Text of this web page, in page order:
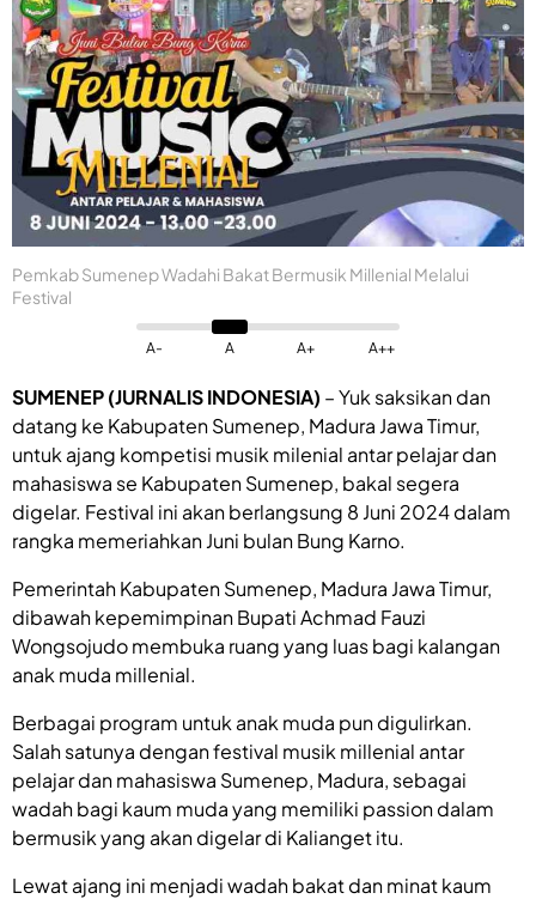
Pemkab Sumenep Wadahi Bakat Bermusik Millenial Melalui
Festival
A- A A+ A++
SUMENEP (JURNALIS INDONESIA) – Yuk saksikan dan
datang ke Kabupaten Sumenep, Madura Jawa Timur,
untuk ajang kompetisi musik milenial antar pelajar dan
mahasiswa se Kabupaten Sumenep, bakal segera
digelar. Festival ini akan berlangsung 8 Juni 2024 dalam
rangka memeriahkan Juni bulan Bung Karno.
Pemerintah Kabupaten Sumenep, Madura Jawa Timur,
dibawah kepemimpinan Bupati Achmad Fauzi
Wongsojudo membuka ruang yang luas bagi kalangan
anak muda millenial.
Berbagai program untuk anak muda pun digulirkan.
Salah satunya dengan festival musik millenial antar
pelajar dan mahasiswa Sumenep, Madura, sebagai
wadah bagi kaum muda yang memiliki passion dalam
bermusik yang akan digelar di Kalianget itu.
Lewat ajang ini menjadi wadah bakat dan minat kaum